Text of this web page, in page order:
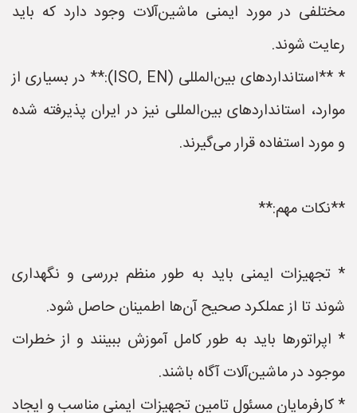
مختلفی در مورد ایمنی ماشین‌آلات وجود دارد که باید
رعایت شوند.
* **استانداردهای بین‌المللی (ISO, EN):** در بسیاری از
موارد، استانداردهای بین‌المللی نیز در ایران پذیرفته شده
و مورد استفاده قرار می‌گیرند.
**نکات مهم:**
* تجهیزات ایمنی باید به طور منظم بررسی و نگهداری
شوند تا از عملکرد صحیح آن‌ها اطمینان حاصل شود.
* اپراتورها باید به طور کامل آموزش ببینند و از خطرات
موجود در ماشین‌آلات آگاه باشند.
* کارفرمایان مسئول تامین تجهیزات ایمنی مناسب و ایجاد